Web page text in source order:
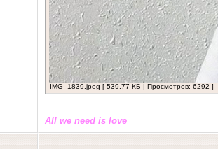
IMG_1839.jpeg [ 539.77 КБ | Просмотров: 6292 ]
All we need is love